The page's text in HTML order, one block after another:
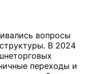
вопросы
В 2024
переходы и